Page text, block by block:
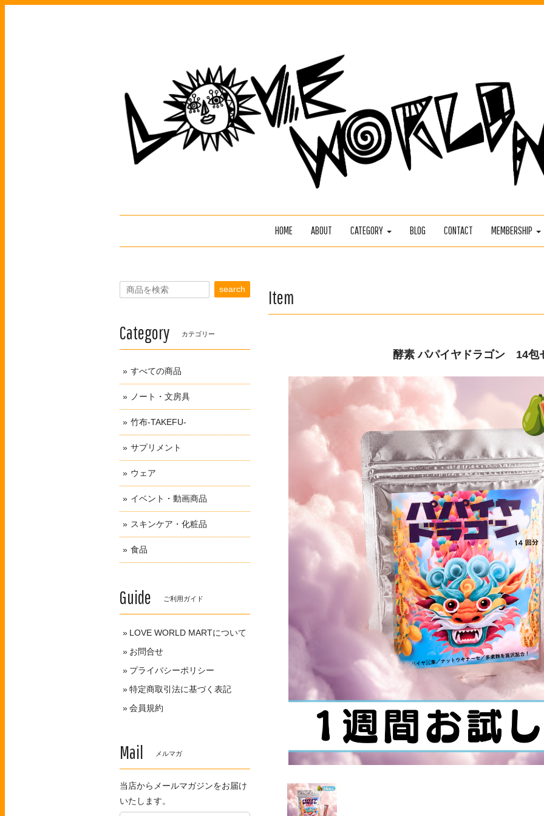
HOME ABOUT CATEGORY BLOG CONTACT MEMBERSHIP
Item
酵素 パパイヤドラゴン 14包
search
Category カテゴリー
すべての商品
ノート・文房具
竹布-TAKEFU-
サプリメント
ウェア
イベント・動画商品
スキンケア・化粧品
食品
Guide ご利用ガイド
LOVE WORLD MARTについて
お問合せ
プライバシーポリシー
特定商取引法に基づく表記
会員規約
Mail メルマガ
当店からメールマガジンをお届け
いたします。